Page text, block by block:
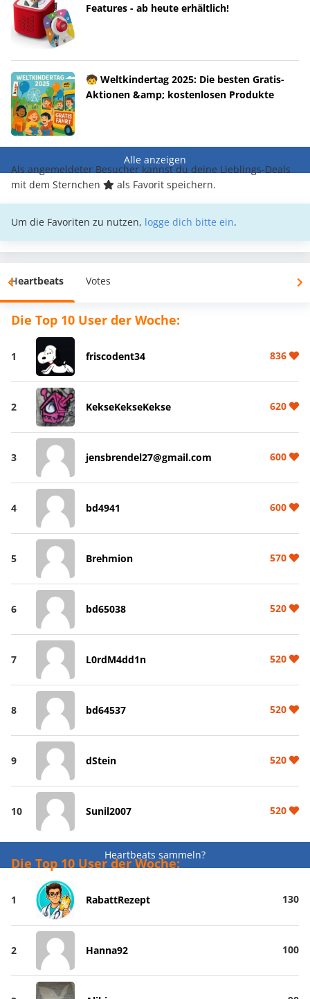
Features - ab heute erhältlich!
🧒 Weltkindertag 2025: Die besten Gratis-
Aktionen &amp; kostenlosen Produkte
Alle anzeigen
Als angemeldeter Besucher kannst du deine Lieblings-Deals
mit dem Sternchen
als Favorit speichern.
Um die Favoriten zu nutzen, logge dich bitte ein.
Heartbeats Votes
Die Top 10 User der Woche:
1 friscodent34 836
2 KekseKekseKekse 620
3 jensbrendel27@gmail.com 600
4 bd4941 600
5 Brehmion 570
6 bd65038 520
7 L0rdM4dd1n 520
8 bd64537 520
9 dStein 520
10 Sunil2007 520
Heartbeats sammeln?
Die Top 10 User der Woche:
1 RabattRezept 130
2 Hanna92 100